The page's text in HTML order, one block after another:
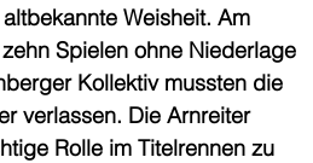
Weisheit. Am
Spielen ohne Niederlage
Kollektiv mussten die
verlassen. Die Arnreiter
Rolle im Titelrennen zu